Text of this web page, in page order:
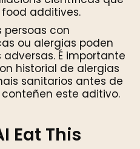
additives.
persoas con
ou alergias poden
É importante
historial de alergias
sanitarios antes de
este aditivo.
Eat This